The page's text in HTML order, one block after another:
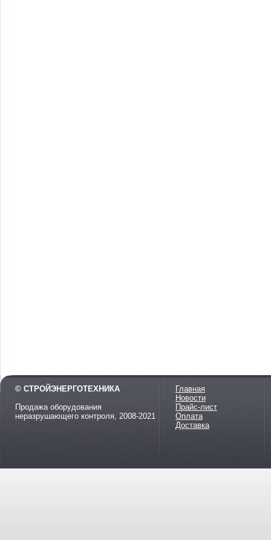
© СТРОЙЭНЕРГОТЕХНИКА
Продажа оборудования
неразрушающего контроля, 2008-2021
Главная
Новости
Прайс-лист
Оплата
Доставка